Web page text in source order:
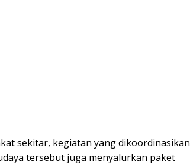
sekitar, kegiatan yang dikoordinasikan
tersebut juga menyalurkan paket